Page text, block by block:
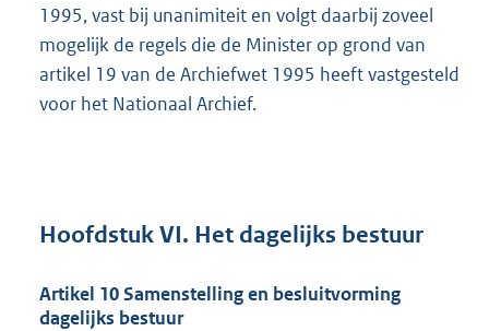
1995, vast bij unanimiteit en volgt daarbij zoveel
mogelijk de regels die de Minister op grond van
artikel 19 van de Archiefwet 1995 heeft vastgesteld
voor het Nationaal Archief.
Hoofdstuk VI. Het dagelijks bestuur
Artikel 10 Samenstelling en besluitvorming
dagelijks bestuur